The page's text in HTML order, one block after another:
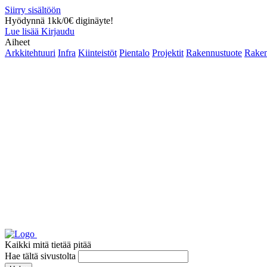
Siirry sisältöön
Hyödynnä 1kk/0€ diginäyte!
Lue lisää Kirjaudu
Aiheet
Arkkitehtuuri Infra Kiinteistöt Pientalo Projektit Rakennustuote
Kaikki mitä tietää pitää
Hae tältä sivustolta